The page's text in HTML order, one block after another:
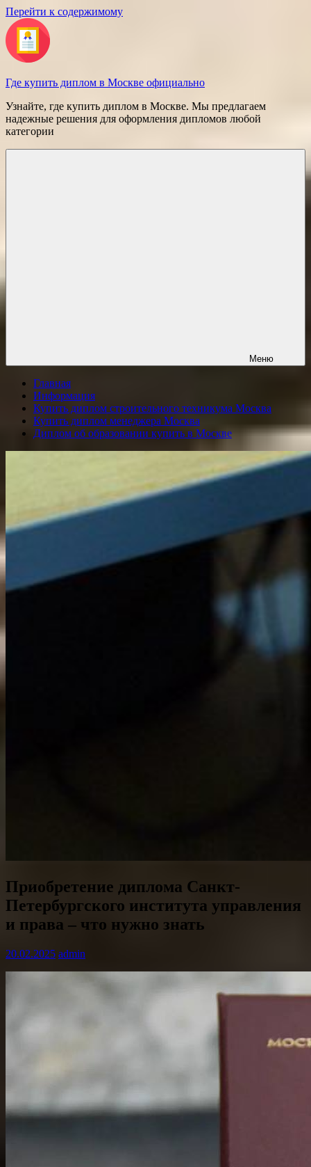
Перейти к содержимому
Где купить диплом в Москве официально
Узнайте, где купить диплом в Москве. Мы предлагаем
надежные решения для оформления дипломов любой
категории
Меню
Главная
Информация
Купить диплом строительного техникума Москва
Купить диплом менеджера Москва
Диплом об образовании купить в Москве
Приобретение диплома Санкт-
Петербургского института управления
и права – что нужно знать
20.02.2025 admin